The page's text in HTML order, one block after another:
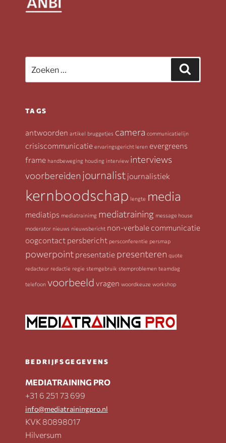
naar:
TAGS
antwoorden artikel bruggetjes camera communicatielijn
crisiscommunicatie ervaringsgericht leren evergreens
frame handbeweging houding interview interviews
voorbereiden journalist journalistiek
kernboodschap lengte media
mediatips mediatrainimg mediatraining message house
moderator nieuws nieuwsbericht non-verbale communicatie
oogcontact persbericht persconferentie persmap
powerpoint presentatie presenteren quote
redacteur redactie regie stemgebruik stemproblemen teamdag
telefoon voorbeeld vragen woordkeuze workshop
BEDRIJFSGEGEVENS
MEDIATRAINING PRO
+31 6 251 73 699
info@mediatrainingpro.nl
KVK 80898017
Hilversum